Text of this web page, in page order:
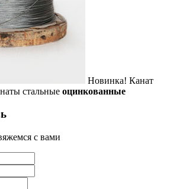
Новинка! Канат
стальные оцинкованные
с вами